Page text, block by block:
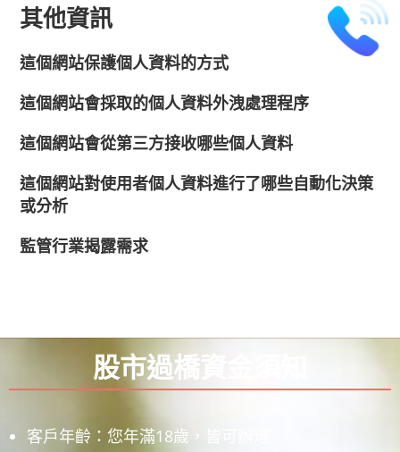
其他資訊
這個網站保護個人資料的方式
這個網站會採取的個人資料外洩處理程序
這個網站會從第三方接收哪些個人資料
這個網站對使用者個人資料進行了哪些自動化決策
或分析
監管行業揭露需求
股市過橋資金須知
客戶年齡：您年滿18歲，皆可辦理